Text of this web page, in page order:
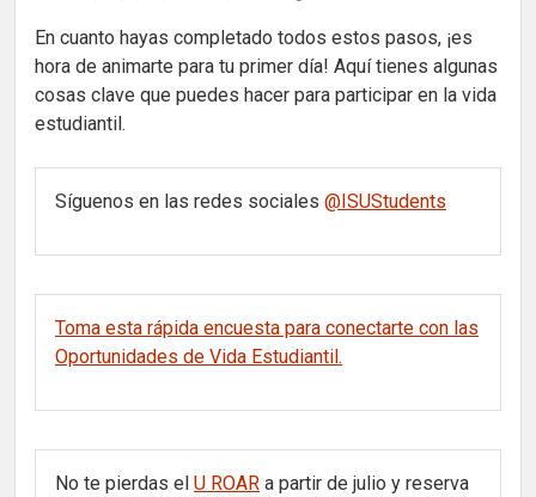
En cuanto hayas completado todos estos pasos, ¡es
hora de animarte para tu primer día! Aquí tienes algunas
cosas clave que puedes hacer para participar en la vida
estudiantil.
Síguenos en las redes sociales @ISUStudents
Toma esta rápida encuesta para conectarte con las
Oportunidades de Vida Estudiantil.
No te pierdas el U ROAR a partir de julio y reserva